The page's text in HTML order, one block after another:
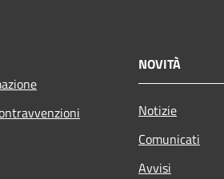
NOVITÀ
Notizie
Comunicati
Avvisi